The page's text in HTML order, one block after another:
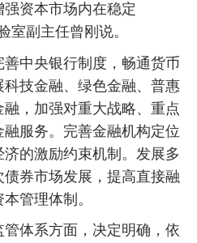
资本市场内在稳定
室副主任曾刚说。
中央银行制度，畅通货币
技金融、绿色金融、普惠
，加强对重大战略、重点
服务。完善金融机构定位
的激励约束机制。发展多
券市场发展，提高直接融
管理体制。
体系方面，决定明确，依